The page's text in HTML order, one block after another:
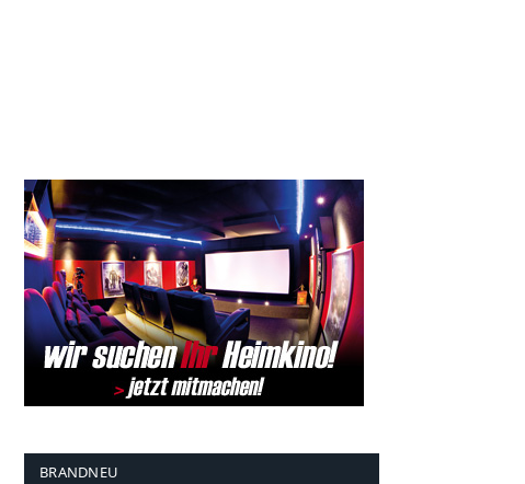
BRANDNEU